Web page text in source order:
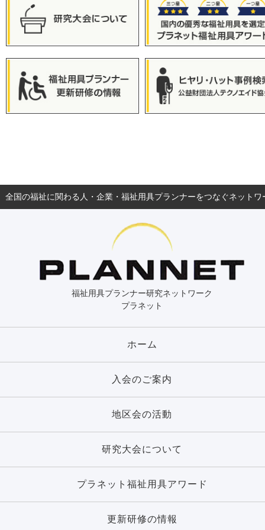
全国の福祉に関わる人・企業・福祉用具プランナーをつなぐネットワ
福祉用具プランナー研究ネットワーク
プラネット
ホーム
入会のご案内
地区会の活動
研究大会について
プラネット福祉用具アワード
更新研修の情報